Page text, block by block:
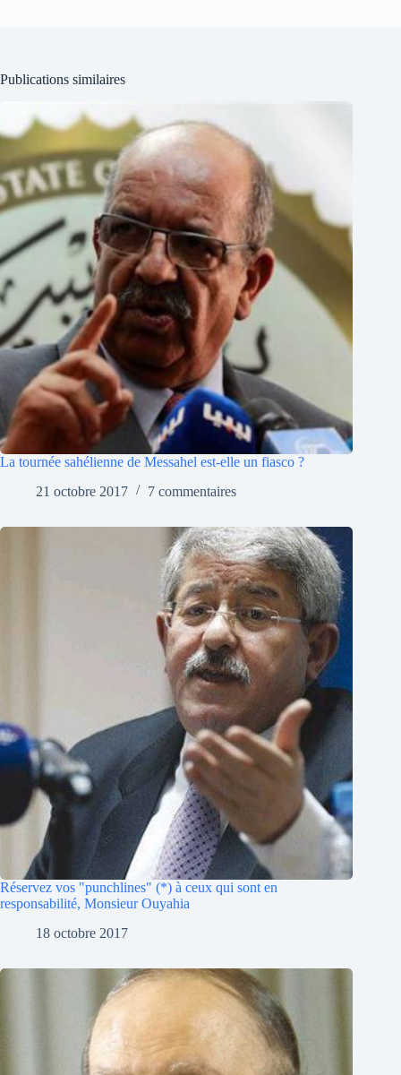
Publications similaires
La tournée sahélienne de Messahel est-elle un fiasco ?
21 octobre 2017
7 commentaires
Réservez vos "punchlines" (*) à ceux qui sont en
responsabilité, Monsieur Ouyahia
18 octobre 2017